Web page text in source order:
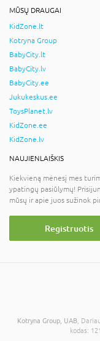
MŪSŲ DRAUGAI
KidZone.lt
Kotryna Group
BabyCity.lt
BabyCity.lv
BabyCity.ee
Jukukeskus.ee
ToysPlanet.lv
KidZone.ee
KidZone.lv
NAUJIENLAIŠKIS
Kiekvieną mėnesį mes
ypatingų pasiūlymų!
mūsų ir apie juos sužinok
Registruotis
Kotryna Group, UAB ,
kodas: